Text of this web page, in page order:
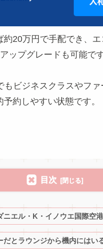
20万円で手配でき、
ップグレードも可能です
ビジネスクラスやフ
約しやすい状態です。
目次
ニエル・K・イノウエ国際空
だとラウンジから機内にはい